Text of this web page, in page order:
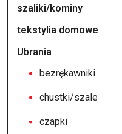
szaliki/kominy
tekstylia domowe
Ubrania
bezrękawniki
chustki/szale
czapki